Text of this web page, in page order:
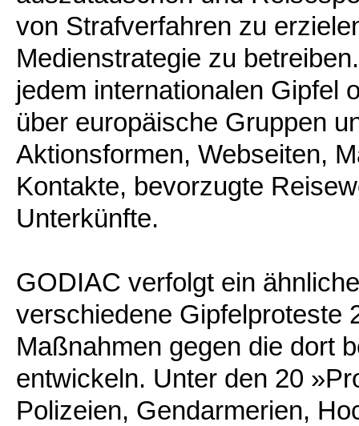
von Strafverfahren zu
Medienstrategie zu
jedem internationalen Gipfel
über europäische Gruppen
Aktionsformen, Webseiten,
Kontakte, bevorzugte
Unterkünfte.
GODIAC verfolgt ein
verschiedene Gipfelproteste
Maßnahmen gegen die dort
entwickeln. Unter den 20
Polizeien, Gendarmerien,